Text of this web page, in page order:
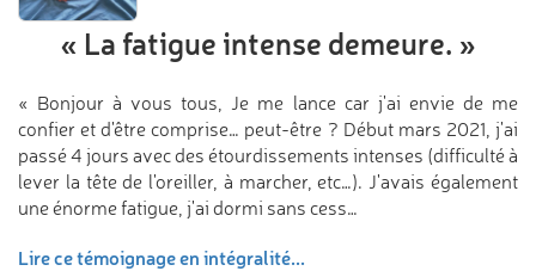
« La fatigue intense demeure. »
« Bonjour à vous tous, Je me lance car j'ai envie de me
confier et d'être comprise… peut-être ? Début mars 2021, j'ai
passé 4 jours avec des étourdissements intenses (difficulté à
lever la tête de l'oreiller, à marcher, etc…). J'avais également
une énorme fatigue, j'ai dormi sans cess…
Lire ce témoignage en intégralité...